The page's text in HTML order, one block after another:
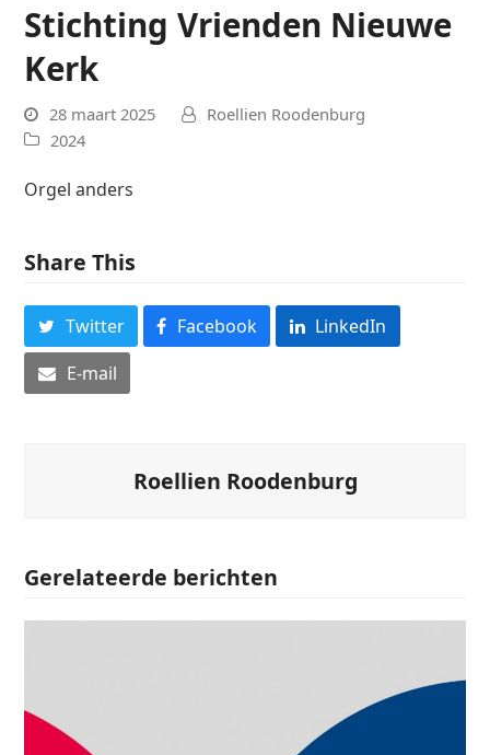
Stichting Vrienden Nieuwe
Kerk
28 maart 2025
Roellien Roodenburg
2024
Orgel anders
Share This
Twitter Facebook
LinkedIn
E-mail
Roellien Roodenburg
Gerelateerde berichten